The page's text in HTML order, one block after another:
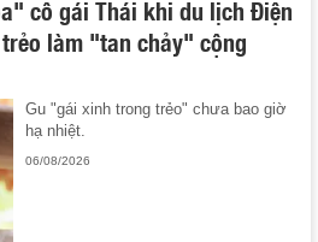
cô gái Thái khi du lịch Điện
làm "tan chảy" cộng
Gu "gái xinh trong trẻo" chưa bao giờ
hạ nhiệt.
06/08/2026